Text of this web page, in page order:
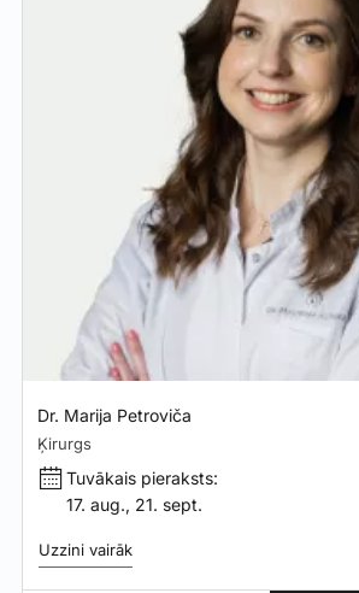
Dr. Marija Petroviča
Ķirurgs
Tuvākais pieraksts:
17. aug., 21. sept.
Uzzini vairāk